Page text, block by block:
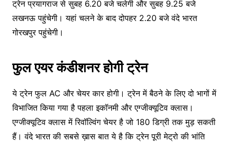
ट्रेन प्रयागराज से सुबह 6.20 बजे चलेगी और सुबह 9.25 बजे
लखनऊ पहुंचेगी। यहां चलने के बाद दोपहर 2.20 बजे वंदे भारत
गोरखपुर पहुंचेगी।
फुल एयर कंडीशनर होगी ट्रेन
ये ट्रेन फुल AC और चेयर कार होगी। ट्रेन में बैठने के लिए दो भागों में
विभाजित किया गया है पहला इकॉनमी और एग्जीक्यूटिव क्लास।
एग्जीक्यूटिव क्लास में रिवॉल्विंग चेयर है जो 180 डिग्री तक मुड़ सकती
हैं। वंदे भारत की सबसे ख़ास बात ये है कि ट्रेन पूरी मेट्रो की भांति